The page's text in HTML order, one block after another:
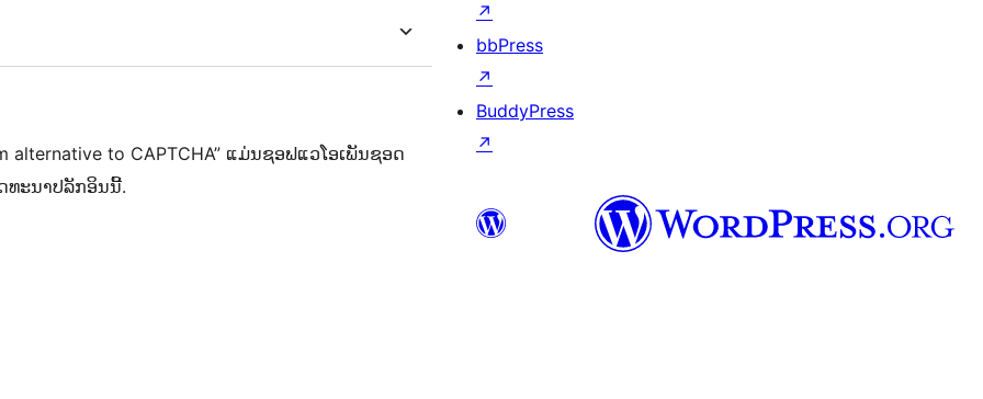
alternative to CAPTCHA” ແມ່ນຊອຟແວໂອເພັນຊອດ
ທະນາປລັກອິນນີ້.
↗
bbPress
↗
BuddyPress
↗